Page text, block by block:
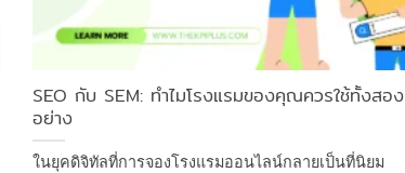
SEO กับ SEM: ทำไมโรงแรมของคุณควรใช้ทั้งสอง
อย่าง
ในยุคดิจิทัลที่การจองโรงแรมออนไลน์กลายเป็นที่นิยม